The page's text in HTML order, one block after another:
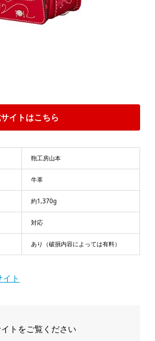
イトはこちら
鞄工房山本
牛革
約1,370g
対応
あり（破損内容によっては有料）
ト
トをご覧ください